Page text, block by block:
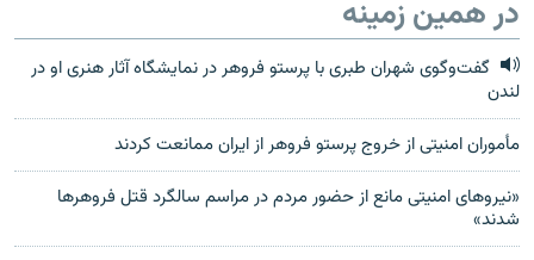
در همین زمینه
گفت‌وگوی شهران طبری با پرستو فروهر در نمایشگاه آثار هنری او در
لندن
مأموران امنیتی از خروج پرستو فروهر از ایران ممانعت کردند
«نیروهای امنیتی مانع از حضور مردم در مراسم سالگرد قتل فروهرها
شدند»